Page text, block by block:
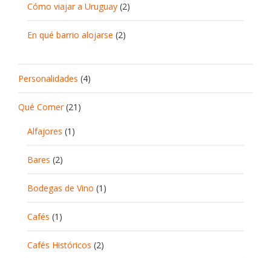
Cómo viajar a Uruguay (2)
En qué barrio alojarse (2)
Personalidades (4)
Qué Comer(21)
Alfajores (1)
Bares (2)
Bodegas de Vino (1)
Cafés (1)
Cafés Históricos (2)